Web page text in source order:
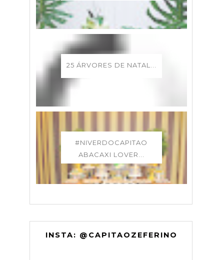
25 ÁRVORES DE NATAL...
#NIVERDOCAPITAO
ABACAXI LOVER...
INSTA: @CAPITAOZEFERINO